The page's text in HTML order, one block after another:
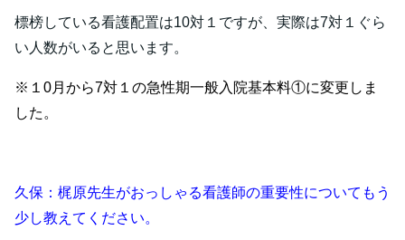
標榜している看護配置は10対１ですが、実際は7対１ぐら
い人数がいると思います。
※１0月から7対１の急性期一般入院基本料①に変更しま
した。
久保：梶原先生がおっしゃる看護師の重要性についてもう
少し教えてください。